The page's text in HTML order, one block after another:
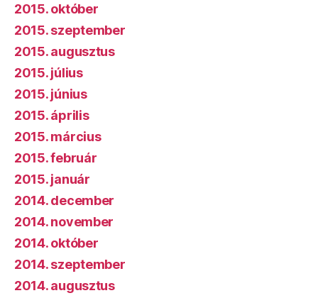
2015. október
2015. szeptember
2015. augusztus
2015. július
2015. június
2015. április
2015. március
2015. február
2015. január
2014. december
2014. november
2014. október
2014. szeptember
2014. augusztus